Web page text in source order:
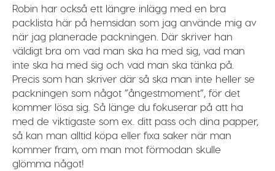
Robin har också ett längre inlägg med en bra
packlista här på hemsidan som jag använde mig av
när jag planerade packningen. Där skriver han
väldigt bra om vad man ska ha med sig, vad man
inte ska ha med sig och vad man ska tänka på.
Precis som han skriver där så ska man inte heller se
packningen som något ”ångestmoment”, för det
kommer lösa sig. Så länge du fokuserar på att ha
med de viktigaste som ex. ditt pass och dina papper,
så kan man alltid köpa eller fixa saker när man
kommer fram, om man mot förmodan skulle
glömma något!